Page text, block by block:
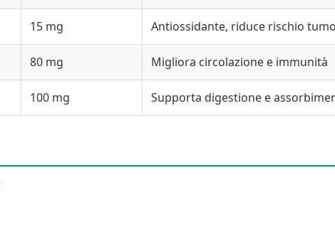
15 mg Antiossidante, riduce rischio
80 mg Migliora circolazione e immunità
100 mg Supporta digestione e